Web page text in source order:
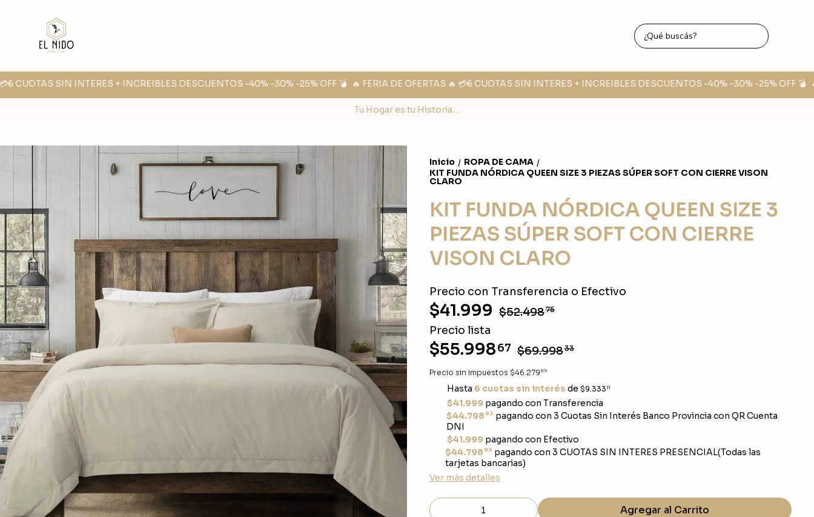
CUOTAS SIN INTERES + INCREIBLES DESCUENTOS -40% -30% -25% OFF 💣 🔥 FERIA DE OFERTAS 🔥 💳6 CUOTAS SIN INTERES + INCREIBLES DESCUENTOS -40% -30% -25% OFF 💣 🔥
Tu Hogar es tu Historia....
Inicio / ROPA DE CAMA /
KIT FUNDA NÓRDICA QUEEN SIZE 3 PIEZAS SÚPER SOFT CON CIERRE VISON
CLARO
KIT FUNDA NÓRDICA QUEEN SIZE 3
PIEZAS SÚPER SOFT CON CIERRE
VISON CLARO
Precio con Transferencia o Efectivo
$41.999 $52.49875
Precio lista
$55.99867 $69.99833
Precio sin impuestos $46.279 89
Hasta 6 cuotas sin interés de $9.333 11
$41.999pagando con Transferencia
$44.79893 pagando con 3 Cuotas Sin Interés Banco Provincia con QR Cuenta
DNI
$41.999pagando con Efectivo
$44.79893 pagando con 3 CUOTAS SIN INTERES PRESENCIAL(Todas las
tarjetas bancarias)
Ver más detalles
Agregar al Carrito